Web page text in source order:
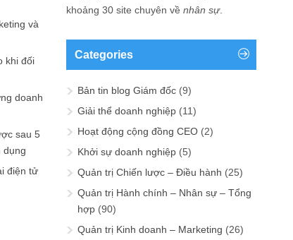
và
khi đối
doanh
sau 5
dụng
điện tử
khoảng 30 site chuyên về nhân sự.
Categories
Bản tin blog Giám đốc (9)
Giải thể doanh nghiệp (11)
Hoạt động cộng đồng CEO (2)
Khởi sự doanh nghiệp (5)
Quản trị Chiến lược – Điều hành (25)
Quản trị Hành chính – Nhân sự – Tổng
hợp (90)
Quản trị Kinh doanh – Marketing (26)